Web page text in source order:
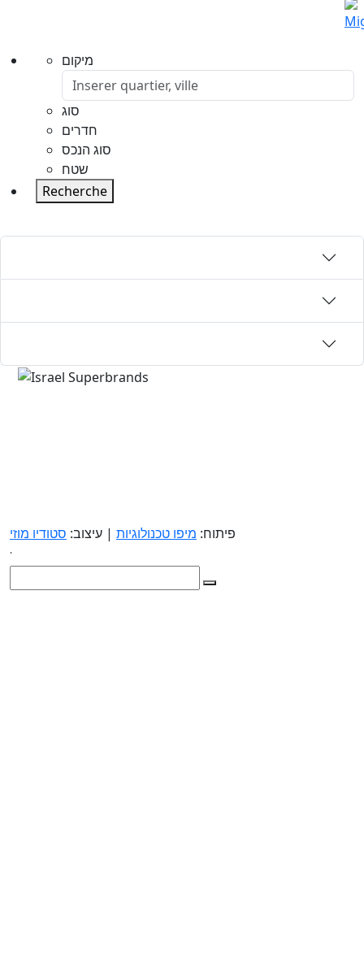
מיקום
סוג
חדרים
סוג הנכס
שטח
Recherche
פיתוח: מיפו טכנולוגיות | עיצוב: סטודיו מוזי
.